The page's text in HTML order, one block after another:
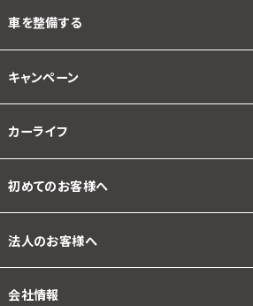
車を整備する
キャンペーン
カーライフ
初めてのお客様へ
法人のお客様へ
会社情報